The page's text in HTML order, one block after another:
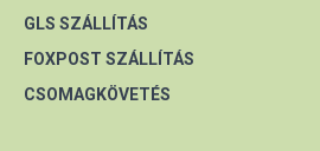
GLS SZÁLLÍTÁS
FOXPOST SZÁLLÍTÁS
CSOMAGKÖVETÉS